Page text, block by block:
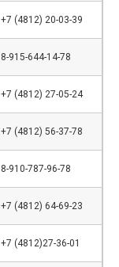
+7 (4812) 20-03-39
8-915-644-14-78
+7 (4812) 27-05-24
+7 (4812) 56-37-78
8-910-787-96-78
+7 (4812) 64-69-23
+7 (4812)27-36-01